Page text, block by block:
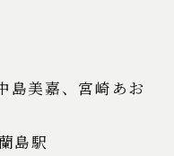
島美嘉、宮崎あお
島駅